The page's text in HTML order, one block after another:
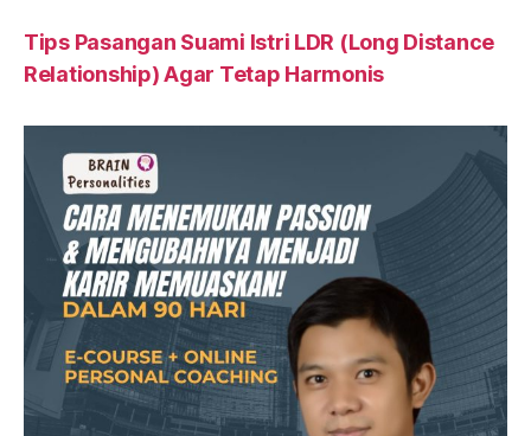
Tips Pasangan Suami Istri LDR (Long Distance
Relationship) Agar Tetap Harmonis